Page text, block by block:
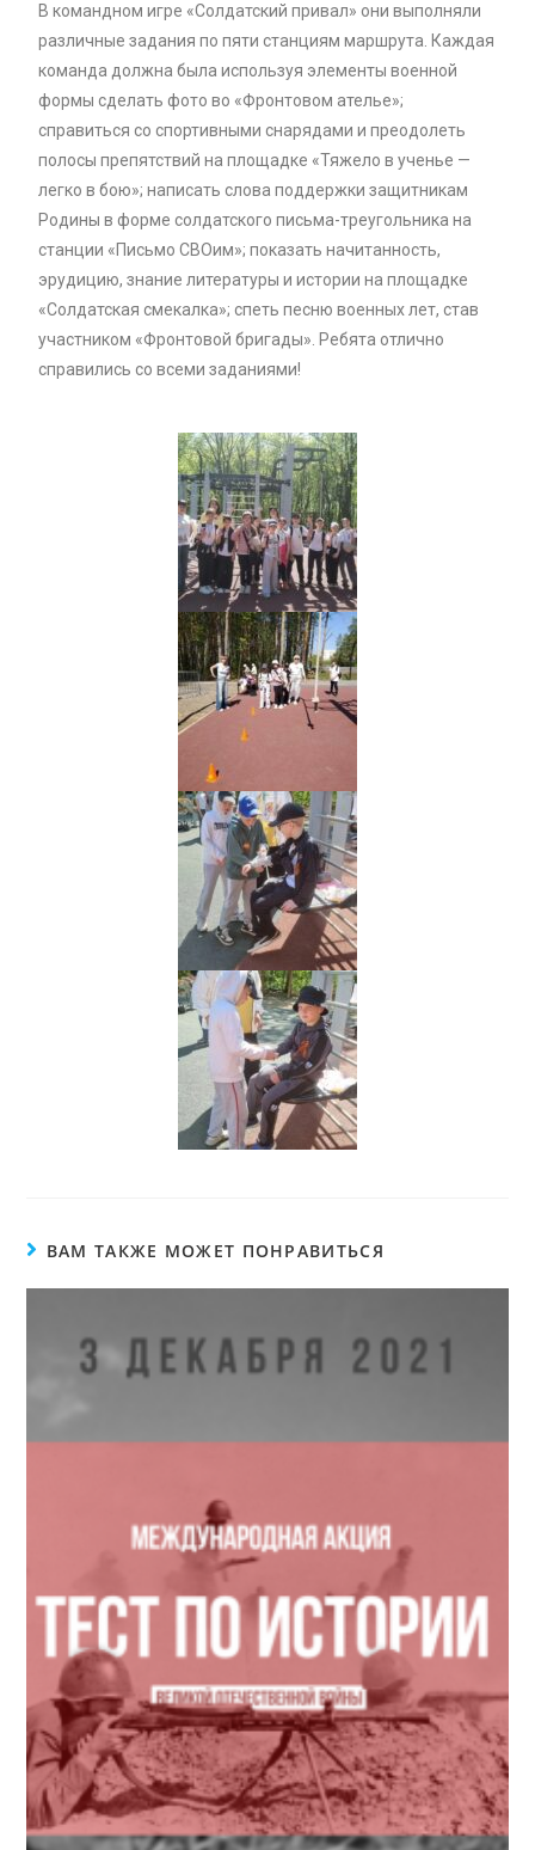
В командном игре «Солдатский привал» они выполняли
различные задания по пяти станциям маршрута. Каждая
команда должна была используя элементы военной
формы сделать фото во «Фронтовом ателье»;
справиться со спортивными снарядами и преодолеть
полосы препятствий на площадке «Тяжело в ученье —
легко в бою»; написать слова поддержки защитникам
Родины в форме солдатского письма-треугольника на
станции «Письмо СВОим»; показать начитанность,
эрудицию, знание литературы и истории на площадке
«Солдатская смекалка»; спеть песню военных лет, став
участником «Фронтовой бригады». Ребята отлично
справились со всеми заданиями!
ВАМ ТАКЖЕ МОЖЕТ ПОНРАВИТЬСЯ